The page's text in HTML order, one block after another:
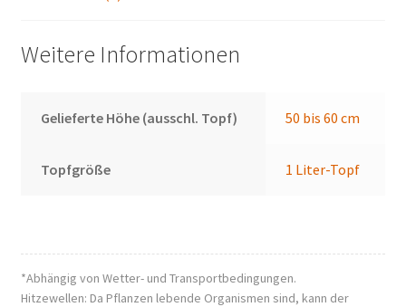
Weitere Informationen
Gelieferte Höhe (ausschl. Topf) 50 bis 60 cm
Topfgröße 1 Liter-Topf
*Abhängig von Wetter- und Transportbedingungen.
Hitzewellen: Da Pflanzen lebende Organismen sind, kann der